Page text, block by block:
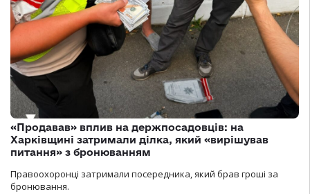
«Продавав» вплив на держпосадовців: на
Харківщині затримали ділка, який «вирішував
питання» з бронюванням
Правоохоронці затримали посередника, який брав гроші за
бронювання.